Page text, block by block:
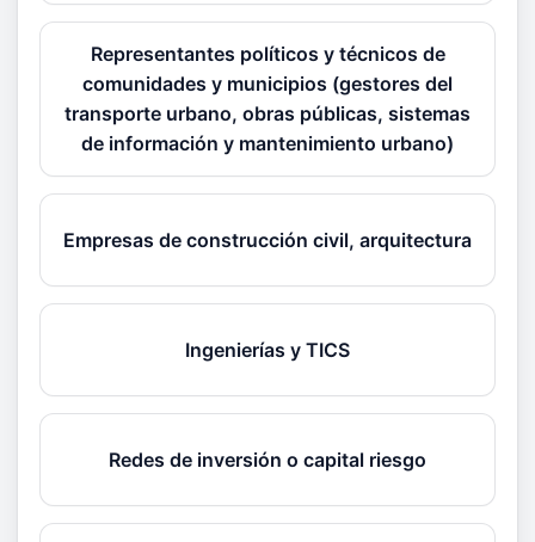
Representantes políticos y técnicos de
comunidades y municipios (gestores del
transporte urbano, obras públicas, sistemas
de información y mantenimiento urbano)
Empresas de construcción civil, arquitectura
Ingenierías y TICS
Redes de inversión o capital riesgo